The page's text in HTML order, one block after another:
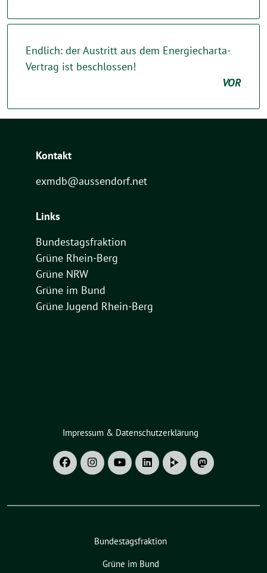
Endlich: der Austritt aus dem Energiecharta-
Vertrag ist beschlossen!
VOR
Kontakt
exmdb@aussendorf.net
Links
Bundestagsfraktion
Grüne Rhein-Berg
Grüne NRW
Grüne im Bund
Grüne Jugend Rhein-Berg
Impressum & Datenschutzerklärung
Bundestagsfraktion
Grüne im Bund